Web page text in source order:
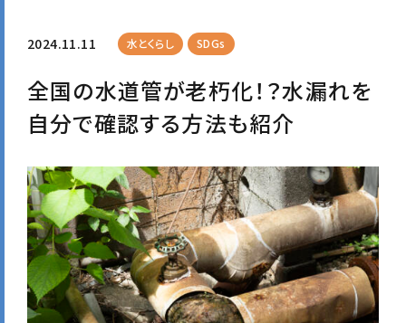
2024.11.11 水とくらし SDGs
全国の水道管が老朽化！？水漏れを
自分で確認する方法も紹介